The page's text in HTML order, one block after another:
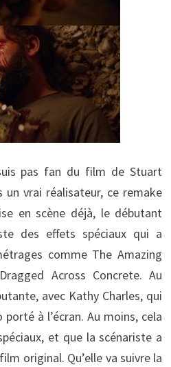
pas fan du film de Stuart
un vrai réalisateur, ce remake
en scène déjà, le débutant
des effets spéciaux qui a
comme The Amazing
Across Concrete. Au
avec Kathy Charles, qui
à l’écran. Au moins, cela
et que la scénariste a
original. Qu’elle va suivre la